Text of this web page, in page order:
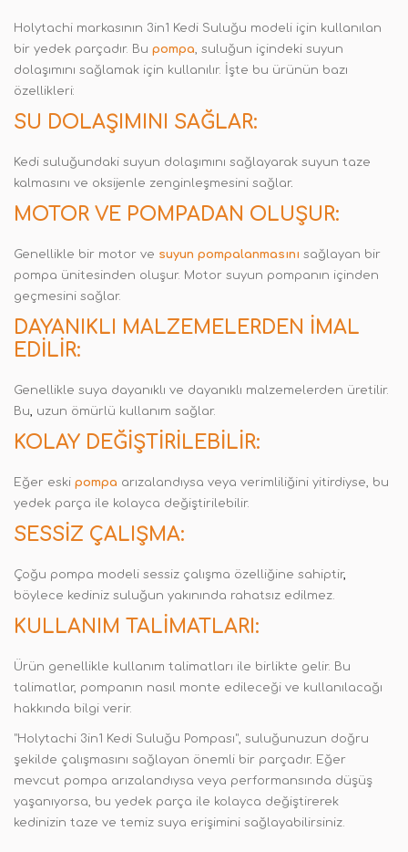
Holytachi markasının 3in1 Kedi Suluğu modeli için kullanılan
bir yedek parçadır. Bu pompa, suluğun içindeki suyun
dolaşımını sağlamak için kullanılır. İşte bu ürünün bazı
özellikleri:
SU DOLAŞIMINI SAĞLAR:
Kedi suluğundaki suyun dolaşımını sağlayarak suyun taze
kalmasını ve oksijenle zenginleşmesini sağlar.
MOTOR VE POMPADAN OLUŞUR:
Genellikle bir motor ve suyun pompalanmasını sağlayan bir
pompa ünitesinden oluşur. Motor suyun pompanın içinden
geçmesini sağlar.
DAYANIKLI MALZEMELERDEN İMAL
EDILIR:
Genellikle suya dayanıklı ve dayanıklı malzemelerden üretilir.
Bu, uzun ömürlü kullanım sağlar.
KOLAY DEĞIŞTIRILEBILIR:
Eğer eski pompa arızalandıysa veya verimliliğini yitirdiyse, bu
yedek parça ile kolayca değiştirilebilir.
SESSIZ ÇALIŞMA:
Çoğu pompa modeli sessiz çalışma özelliğine sahiptir,
böylece kediniz suluğun yakınında rahatsız edilmez.
KULLANIM TALIMATLARI:
Ürün genellikle kullanım talimatları ile birlikte gelir. Bu
talimatlar, pompanın nasıl monte edileceği ve kullanılacağı
hakkında bilgi verir.
"Holytachi 3in1 Kedi Suluğu Pompası", suluğunuzun doğru
şekilde çalışmasını sağlayan önemli bir parçadır. Eğer
mevcut pompa arızalandıysa veya performansında düşüş
yaşanıyorsa, bu yedek parça ile kolayca değiştirerek
kedinizin taze ve temiz suya erişimini sağlayabilirsiniz.